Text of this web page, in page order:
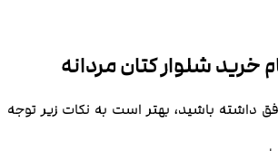
خرید شلوار کتان مردانه
داشته باشید، بهتر است به نکات زیر توجه